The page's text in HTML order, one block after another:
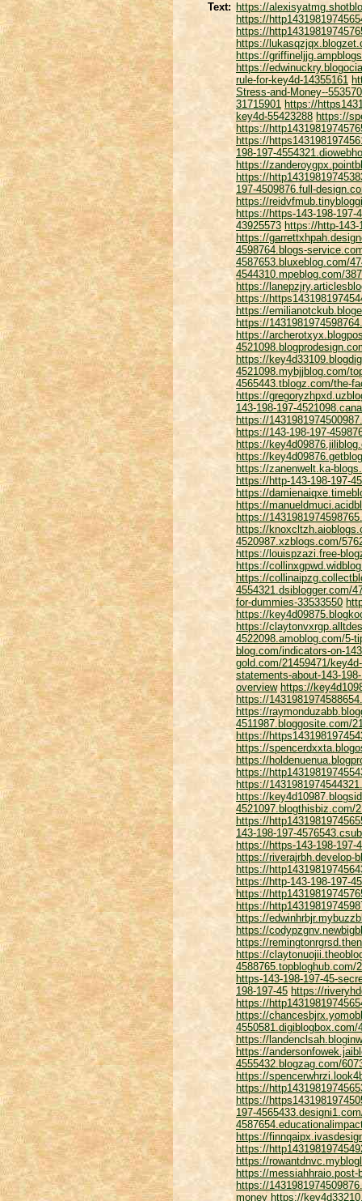
Text: https://
https://
https://
https://
https://
https://
rule-for-key4d-14355161
Stress-and-Money--
31715901 https://
key4d-55423288 https://
https://
https://
198-197-
https://
https://
197-4509876.full-
https://
https://https-143-198-197-
43925573 https://http-143-
https://
4598764.blogs-
4587653.bluxeblog.com/
4544310.mpeblog.com/
https://
https://
https://
https://
https://
https://
4521098.mybjjblog.com/
4565443.tblogz.com/the-
https://
143-198-197-
https://
https://143-198-197-
https://
https://
https://zanenwelt.ka-
https://http-143-198-197-
https://
https://
https://
https://
4520987.xzblogs.com/
https://louispzazi.free-
https://
https://
4554321.dsiblogger.com/
for-dummies-33533550
https://
https://
4522098.amoblog.com/5-
blog.com/indicators-on-
gold.com/21459471/
statements-about-143-
overview https://
https://
https://
4511987.bloggosite.com/
https://
https://
https://
https://
https://
https://
4521097.blogthisbiz.com/
https://
143-198-197-
https://https-143-198-197-
https://riverajrbh.develop-
https://
https://http-143-198-197-
https://
https://
https://
https://
https://
https://
4588765.topbloghub.com/
https-143-198-197-45-
198-197-45 https://
https://
https://
4550581.digiblogbox.com/
https://
https://
4555432.blogzag.com/
https://
https://
https://
197-
https://
https://
https://
https://messiahhraio.post-
https://
money https://